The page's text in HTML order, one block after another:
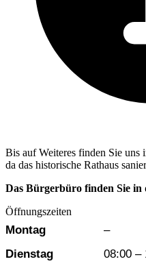
Bis auf Weiteres finden Sie uns
da das historische Rathaus
Das Bürgerbüro finden Sie in
Öffnungszeiten
Wochentag Vormittag
Montag –
Dienstag
08:00 –